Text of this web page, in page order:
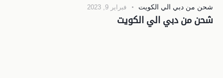
شحن من دبي الي الكويت فبراير 9, 2023
شحن من دبي الي الكويت